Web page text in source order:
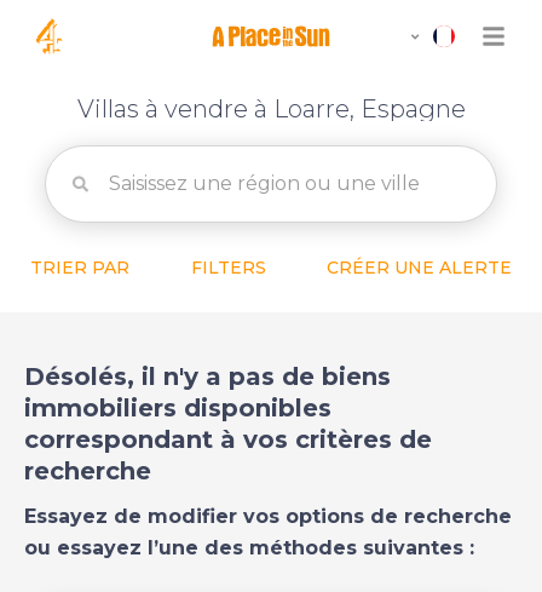
Villas à vendre à Loarre, Espagne
TRIER PAR FILTERS CRÉER UNE ALERTE
Désolés, il n'y a pas de biens
immobiliers disponibles
correspondant à vos critères de
recherche
Essayez de modifier vos options de recherche
ou essayez l’une des méthodes suivantes :